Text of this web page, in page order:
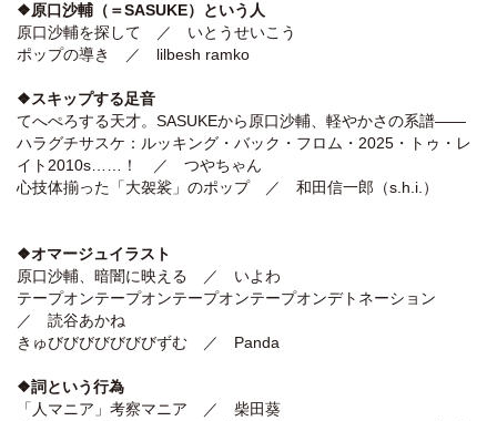
❖原口沙輔（＝SASUKE）という人
原口沙輔を探して ／ いとうせいこう
ポップの導き ／ lilbesh ramko
❖スキップする足音
てへぺろする天才。SASUKEから原口沙輔、軽やかさの系譜――
ハラグチサスケ：ルッキング・バック・フロム・2025・トゥ・レ
イト2010s……！ ／ つやちゃん
心技体揃った「大袈裟」のポップ ／ 和田信一郎（s.h.i.）
❖オマージュイラスト
原口沙輔、暗闇に映える ／ いよわ
テープオンテープオンテープオンテープオンデトネーション
／ 読谷あかね
きゅびびびびびびびずむ ／ Panda
❖詞という行為
「人マニア」考察マニア ／ 柴田葵